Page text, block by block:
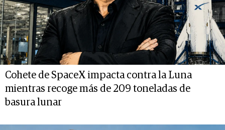
Cohete de SpaceX impacta contra la Luna
mientras recoge más de 209 toneladas de
basura lunar